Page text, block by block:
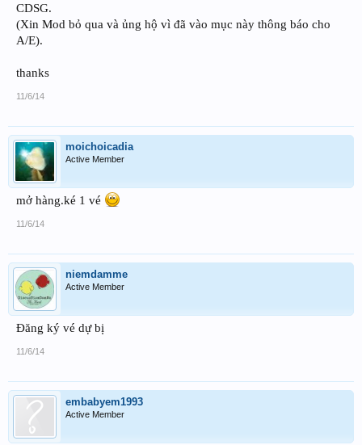
CDSG.
(Xin Mod bỏ qua và ủng hộ vì đã vào mục này thông báo cho
A/E).
thanks
11/6/14
moichoicadia
Active Member
mở hàng.ké 1 vé
11/6/14
niemdamme
Active Member
Đăng ký vé dự bị
11/6/14
embabyem1993
Active Member